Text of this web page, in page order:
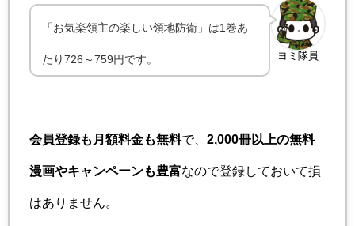
ヨミ隊員
「お気楽領主の楽しい領地防衛」は1巻あ
たり726～759円です。
会員登録も月額料金も無料で、 2,000冊以上の無料
漫画やキャンペーンも豊富なので登録しておいて損
はありません。